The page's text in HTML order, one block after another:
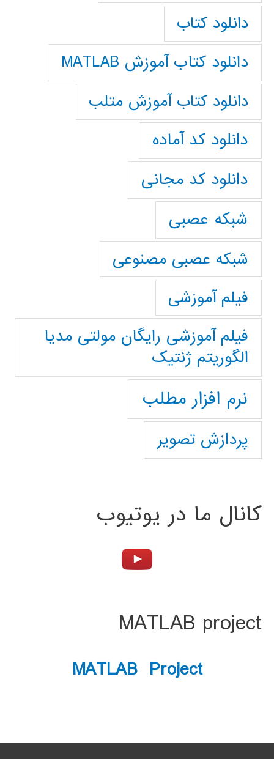
دانلود کتاب
دانلود کتاب آموزش MATLAB
دانلود کتاب آموزش متلب
دانلود کد آماده
دانلود کد مجانی
شبکه عصبی
شبکه عصبی مصنوعی
فیلم آموزشی
فیلم آموزشی رایگان مولتی مدیا
الگوریتم ژنتیک
نرم افزار مطلب
پردازش تصویر
کانال ما در یوتیوب
MATLAB project
MATLAB Project